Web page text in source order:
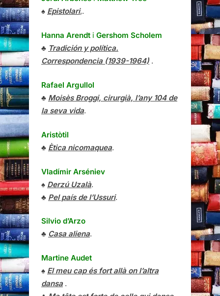
♠ Epistolari,.
Hanna Arendt i Gershom Scholem
♣ Tradición y política.
Correspondencia (1939-1964) .
Rafael Argullol
♣ Moisès Broggi, cirurgià, l’any 104 de
la seva vida.
Aristòtil
♣ Ètica nicomaquea.
Vladímir Arséniev
♠ Derzú Uzalà.
♣ Pel país de l’Ussuri.
Silvio d’Arzo
♣ Casa aliena.
Martine Audet
♠ El meu cap és fort allà on l’altra
dansa.